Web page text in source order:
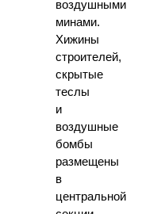
воздушными
минами.
Хижины
строителей,
скрытые
теслы
и
воздушные
бомбы
размещены
в
центральной